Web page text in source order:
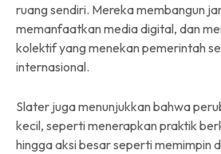
ruang sendiri. Mereka membangun
memanfaatkan media digital, dan
kolektif yang menekan pemerintah
internasional.
Slater juga menunjukkan bahwa
kecil, seperti menerapkan praktik
hingga aksi besar seperti memimpin